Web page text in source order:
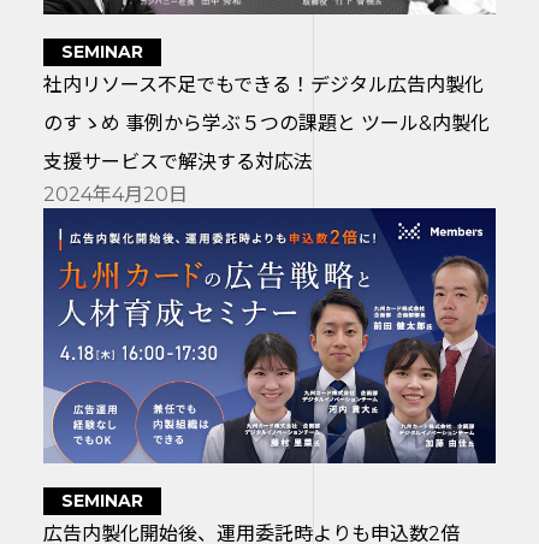
SEMINAR
社内リソース不足でもできる！デジタル広告内製化
のすゝめ 事例から学ぶ５つの課題と ツール&内製化
支援サービスで解決する対応法
2024年4月20日
SEMINAR
広告内製化開始後、運用委託時よりも申込数2倍